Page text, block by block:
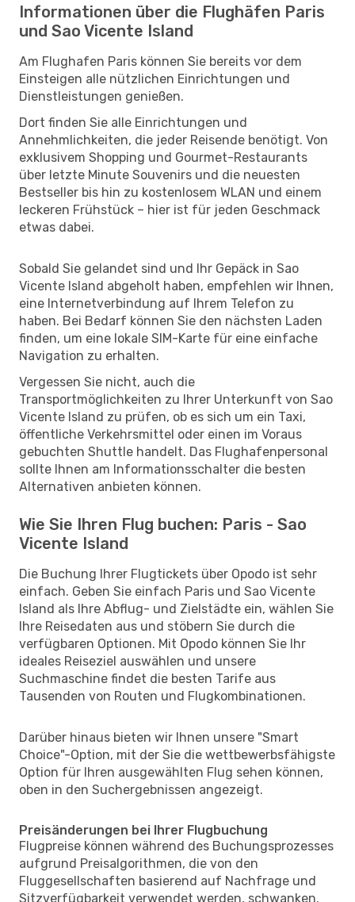
Informationen über die Flughäfen Paris
und Sao Vicente Island
Am Flughafen Paris können Sie bereits vor dem
Einsteigen alle nützlichen Einrichtungen und
Dienstleistungen genießen.
Dort finden Sie alle Einrichtungen und
Annehmlichkeiten, die jeder Reisende benötigt. Von
exklusivem Shopping und Gourmet-Restaurants
über letzte Minute Souvenirs und die neuesten
Bestseller bis hin zu kostenlosem WLAN und einem
leckeren Frühstück – hier ist für jeden Geschmack
etwas dabei.
Sobald Sie gelandet sind und Ihr Gepäck in Sao
Vicente Island abgeholt haben, empfehlen wir Ihnen,
eine Internetverbindung auf Ihrem Telefon zu
haben. Bei Bedarf können Sie den nächsten Laden
finden, um eine lokale SIM-Karte für eine einfache
Navigation zu erhalten.
Vergessen Sie nicht, auch die
Transportmöglichkeiten zu Ihrer Unterkunft von Sao
Vicente Island zu prüfen, ob es sich um ein Taxi,
öffentliche Verkehrsmittel oder einen im Voraus
gebuchten Shuttle handelt. Das Flughafenpersonal
sollte Ihnen am Informationsschalter die besten
Alternativen anbieten können.
Wie Sie Ihren Flug buchen: Paris - Sao
Vicente Island
Die Buchung Ihrer Flugtickets über Opodo ist sehr
einfach. Geben Sie einfach Paris und Sao Vicente
Island als Ihre Abflug- und Zielstädte ein, wählen Sie
Ihre Reisedaten aus und stöbern Sie durch die
verfügbaren Optionen. Mit Opodo können Sie Ihr
ideales Reiseziel auswählen und unsere
Suchmaschine findet die besten Tarife aus
Tausenden von Routen und Flugkombinationen.
Darüber hinaus bieten wir Ihnen unsere "Smart
Choice"-Option, mit der Sie die wettbewerbsfähigste
Option für Ihren ausgewählten Flug sehen können,
oben in den Suchergebnissen angezeigt.
Preisänderungen bei Ihrer Flugbuchung
Flugpreise können während des Buchungsprozesses
aufgrund Preisalgorithmen, die von den
Fluggesellschaften basierend auf Nachfrage und
Sitzverfügbarkeit verwendet werden, schwanken.